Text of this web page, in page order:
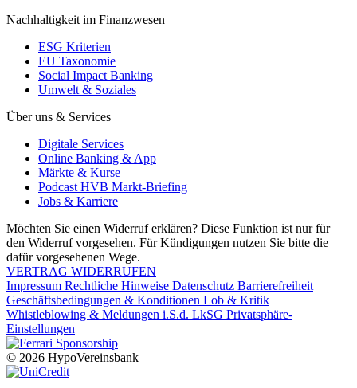
Nachhaltigkeit im Finanzwesen
ESG Kriterien
EU Taxonomie
Social Impact Banking
Umwelt & Soziales
Über uns & Services
Digitale Services
Online Banking & App
Märkte & Kurse
Podcast HVB Markt-Briefing
Jobs & Karriere
Möchten Sie einen Widerruf erklären? Diese Funktion ist nur für
den Widerruf vorgesehen. Für Kündigungen nutzen Sie bitte die
dafür vorgesehenen Wege.
VERTRAG WIDERRUFEN
Impressum Rechtliche Hinweise Datenschutz Barrierefreiheit
Geschäftsbedingungen & Konditionen Lob & Kritik
Whistleblowing & Meldungen i.S.d. LkSG Privatsphäre-
Einstellungen
© 2026 HypoVereinsbank